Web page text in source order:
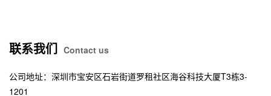
联系我们 Contact us
公司地址：深圳市宝安区石岩街道罗租社区海谷科技大厦T3栋3-
1201